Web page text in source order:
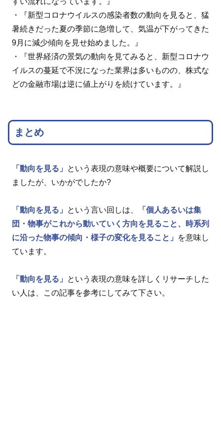
・『新型コロナウイルスの感染者数の動向を見ると、猛
暑続きだった夏の季節に急増して、気温が下がってきた
9月に減少傾向を見せ始めました。』
・『世界経済の景気の動向を見てみると、新型コロナウ
イルスの蔓延で不況になった業界は多いものの、株式な
どの金融市場は逆に値上がりを続けています。』
まとめ
「動向を見る」
という表現の意味や概要について解説し
ましたが、いかがでしたか?
「動向を見る」 という言い回しは、
「個人あるいは集
団・物事がこれから動いていく方向を見ること、時系列
に沿った物事の傾向・様子の変化を見ること」
を意味し
ています。
「動向を見る」
という表現の意味を詳しくリサーチした
い人は、この記事を参考にしてみて下さい。